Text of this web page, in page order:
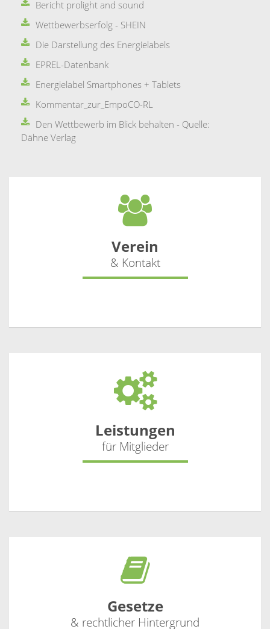
Bericht prolight and sound
Wettbewerbserfolg - SHEIN
Die Darstellung des Energielabels
EPREL-Datenbank
Energielabel Smartphones + Tablets
Kommentar_zur_EmpoCO-RL
Den Wettbewerb im Blick behalten - Quelle:
Dähne Verlag
Verein
& Kontakt
Leistungen
für Mitglieder
Gesetze
& rechtlicher Hintergrund